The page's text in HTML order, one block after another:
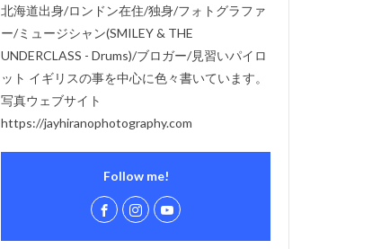
北海道出身/ロンドン在住/独身/フォトグラファ
ー/ミュージシャン(SMILEY & THE
UNDERCLASS - Drums)/ブロガー/見習いパイロ
ット イギリスの事を中心に色々書いています。
写真ウェブサイト
https://jayhiranophotography.com
Follow me!